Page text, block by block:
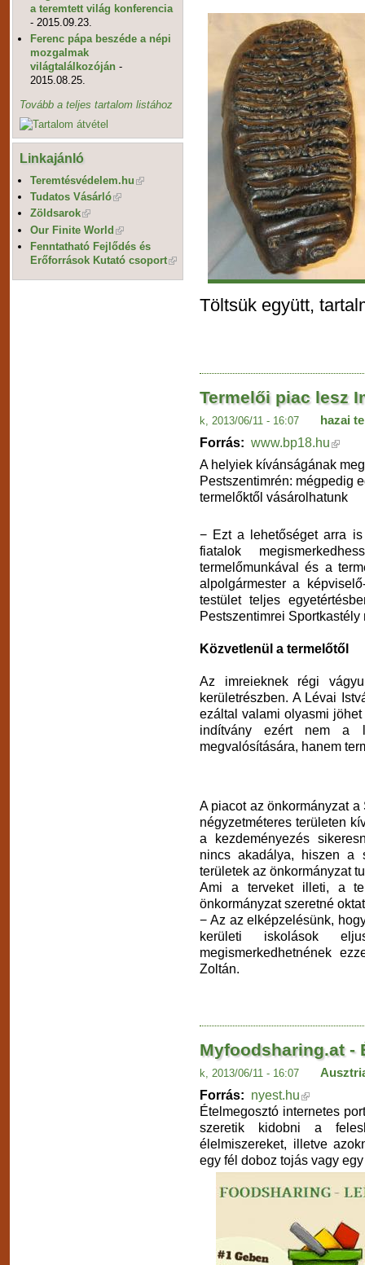
a teremtett világ konferencia
- 2015.09.23.
Ferenc pápa beszéde a népi
mozgalmak
világtalálkozóján -
2015.08.25.
Tovább a teljes tartalom listához
Linkajánló
Teremtésvédelem.hu
Tudatos Vásárló
Zöldsarok
Our Finite World
Fenntatható Fejlődés és
Erőforrások Kutató csoport
Töltsük együtt,
Termelői piac lesz
k, 2013/06/11 - 16:07 hazai
Forrás: www.bp18.hu
A helyiek kívánságának
Pestszentimrén: mégpedig
termelőktől vásárolhatunk
− Ezt a lehetőséget arra
fiatalok
termelőmunkával és a
alpolgármester a
testület teljes
Pestszentimrei
Közvetlenül a termelőtől
Az imreieknek régi
kerületrészben. A Lévai
ezáltal valami olyasmi
indítvány ezért nem a
megvalósítására, hanem
A piacot az önkormányzat
négyzetméteres területen
a kezdeményezés
nincs akadálya, hiszen a
területek az önkormányzat
Ami a terveket illeti, a
önkormányzat szeretné
− Az az elképzelésünk,
kerületi iskolások
megismerkedhetnének
Zoltán.
Myfoodsharing.at -
k, 2013/06/11 - 16:07
Forrás: nyest.hu
Ételmegosztó internetes
szeretik kidobni a
élelmiszereket, illetve
egy fél doboz tojás vagy